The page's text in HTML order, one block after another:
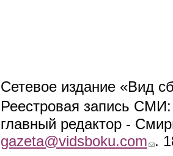
Сетевое издание «Вид
Реестровая запись СМИ:
главный редактор -
gazeta@vidsboku.com (link
.